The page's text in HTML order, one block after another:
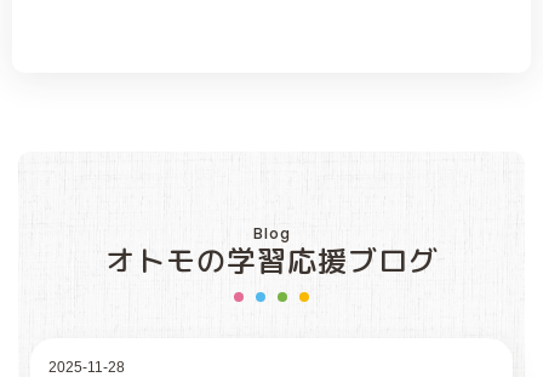
Blog
オトモの学習応援ブログ
2025-11-28